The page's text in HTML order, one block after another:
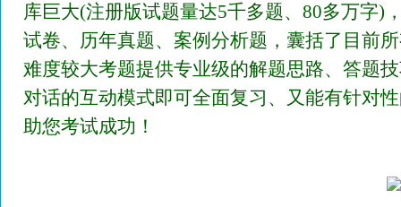
库巨大(注册版试题量达5千多题、80多万字)
试卷、历年真题、案例分析题，囊括了目前
难度较大考题提供专业级的解题思路、答题
对话的互动模式即可全面复习、又能有针对
助您考试成功！